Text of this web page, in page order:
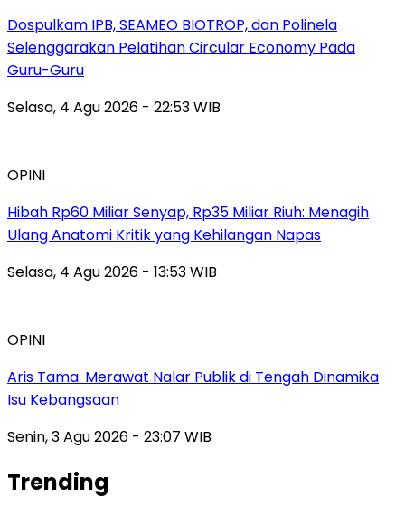
Dospulkam IPB, SEAMEO BIOTROP, dan Polinela
Selenggarakan Pelatihan Circular Economy Pada
Guru-Guru
Selasa, 4 Agu 2026 - 22:53 WIB
OPINI
Hibah Rp60 Miliar Senyap, Rp35 Miliar Riuh: Menagih
Ulang Anatomi Kritik yang Kehilangan Napas
Selasa, 4 Agu 2026 - 13:53 WIB
OPINI
Aris Tama: Merawat Nalar Publik di Tengah Dinamika
Isu Kebangsaan
Senin, 3 Agu 2026 - 23:07 WIB
Trending